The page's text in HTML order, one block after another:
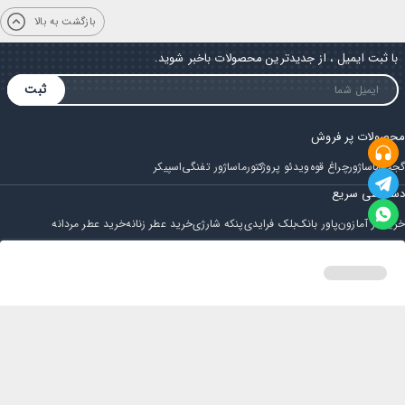
بازگشت به بالا
با ثبت ایمیل ، از جدیدترین محصولات باخبر شوید.
ثبت
محصولات پر فروش
گجتماساژورچراغ قوهویدئو پروژکتورماساژور تفنگیاسپیکر
دسترسی سریع
خرید از آمازونپاور بانکبلک فرایدیپنکه شارژیخرید عطر زنانهخرید عطر مردانه
مجله ایران باباحساب کاربری